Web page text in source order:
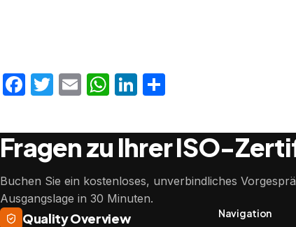
Facebook
Twitter
EmailWhatsApp
LinkedIn
Fragen zu Ihrer ISO-
Buchen Sie ein kostenloses, unverbindliches
Ausgangslage in 30 Minuten.
Quality Overview Navigation